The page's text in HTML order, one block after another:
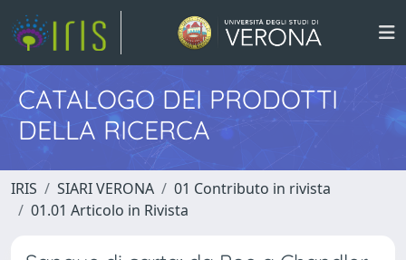
CATALOGO DEI PRODOTTI
DELLA RICERCA
IRIS SIARI VERONA
01 Contributo in rivista
01.01 Articolo in Rivista